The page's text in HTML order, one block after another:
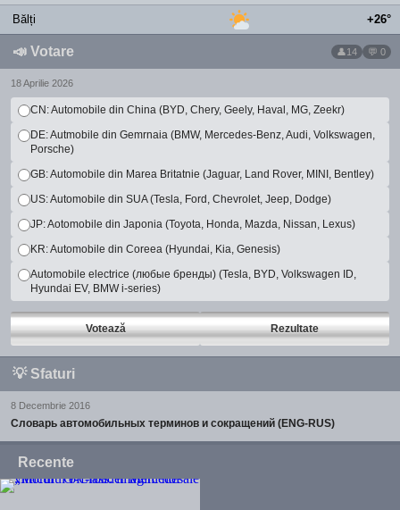
Bălți +26°
📣 Votare 14 💬 0
18 Aprilie 2026
CN: Automobile din China (BYD, Chery, Geely, Haval, MG, Zeekr)
DE: Autmobile din Gemrnaia (BMW, Mercedes-Benz, Audi, Volkswagen,
Porsche)
GB: Automobile din Marea Britatnie (Jaguar, Land Rover, MINI, Bentley)
US: Automobile din SUA (Tesla, Ford, Chevrolet, Jeep, Dodge)
JP: Aotomobile din Japonia (Toyota, Honda, Mazda, Nissan, Lexus)
KR: Automobile din Coreea (Hyundai, Kia, Genesis)
Automobile electrice (любые бренды) (Tesla, BYD, Volkswagen ID,
Hyundai EV, BMW i-series)
Votează Rezultate
💡 Sfaturi
8 Decembrie 2016
Словарь автомобильных терминов и сокращений (ENG-RUS)
Recente